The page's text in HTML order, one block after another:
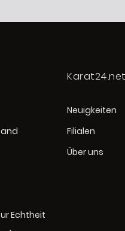
Echtheit
Karat24.net
Neuigkeiten
Filialen
Über uns